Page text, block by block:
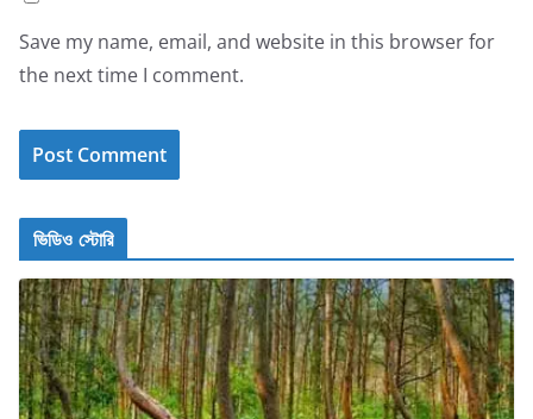
Save my name, email, and website in this browser for
the next time I comment.
ভিডিও স্টোরি